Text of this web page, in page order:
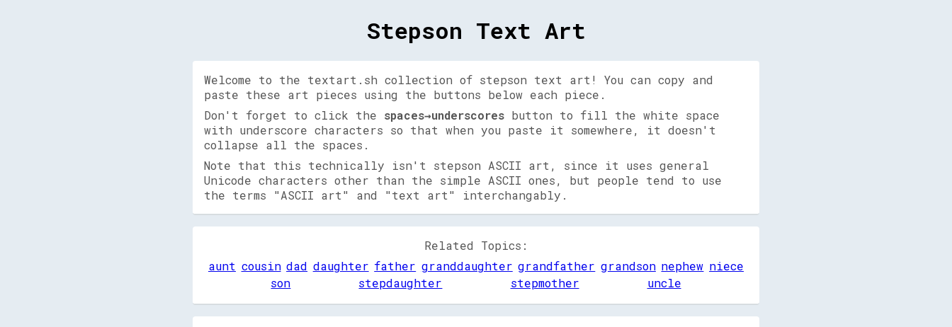
Stepson Text Art
Welcome to the textart.sh collection of stepson text art! You can copy and
paste these art pieces using the buttons below each piece.
Don't forget to click the spaces→underscores button to fill the white space
with underscore characters so that when you paste it somewhere, it doesn't
collapse all the spaces.
Note that this technically isn't stepson ASCII art, since it uses general
Unicode characters other than the simple ASCII ones, but people tend to use
the terms "ASCII art" and "text art" interchangably.
Related Topics:
aunt cousin dad daughter father granddaughter grandfather grandson nephew niece
son
stepdaughter stepmother uncle